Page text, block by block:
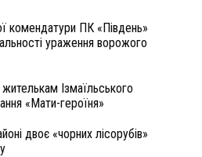
комендатури ПК «Південь»
ураження ворожого
Ізмаїльського
«Мати-героїня»
двоє «чорних лісорубів»